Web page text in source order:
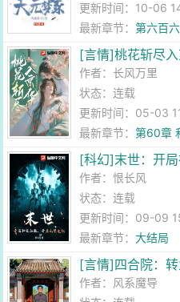
更新时间：10-06
最新章节：第六百
[言情]桃花斩尽
作者： 长风万里
状态：连载
更新时间：05-03
最新章节：第60章
[科幻]末世：开
作者：恨长风
状态：连载
更新时间：09-09
最新章节：大结局
[言情]四合院：
作者： 风系魔导